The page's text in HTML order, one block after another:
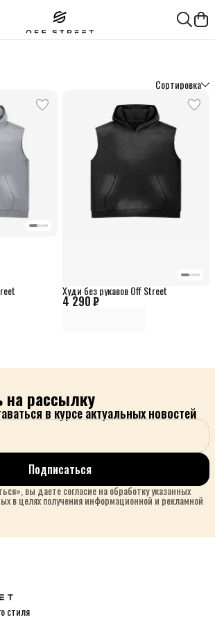
Сортировка
4 290 ₽
Худи без рукавов Off Street
на рассылку
в курсе актуальных новостей
Подписаться
вы даете согласие на обработку указанных
в целях получения информационной и рекламной
стиля